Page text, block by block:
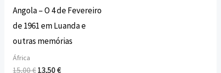
Angola – O 4 de Fevereiro
de 1961 em Luanda e
outras memórias
África
15,00€ 13,50€